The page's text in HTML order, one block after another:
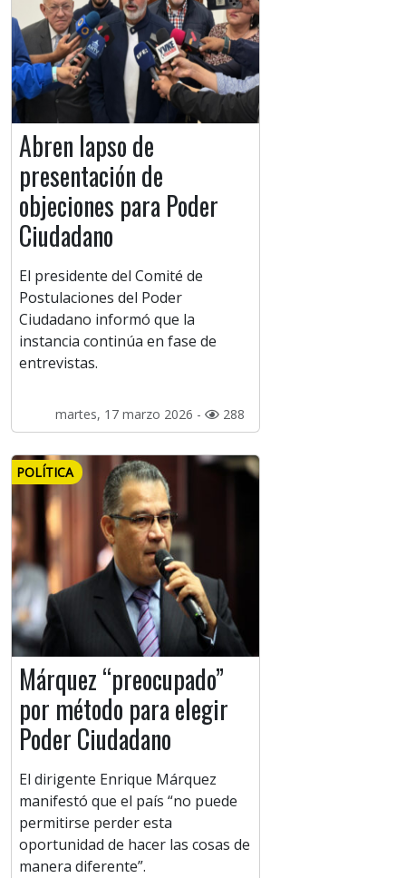
Abren lapso de
presentación de
objeciones para Poder
Ciudadano
El presidente del Comité de
Postulaciones del Poder
Ciudadano informó que la
instancia continúa en fase de
entrevistas.
martes, 17 marzo 2026 - 288
POLÍTICA
Márquez “preocupado”
por método para elegir
Poder Ciudadano
El dirigente Enrique Márquez
manifestó que el país “no puede
permitirse perder esta
oportunidad de hacer las cosas de
manera diferente”.